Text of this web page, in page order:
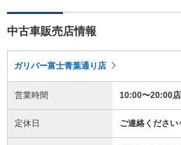
中古車販売店情報
ガリバー富士青葉通り店
営業時間 10:00〜20:00
定休日 ご連絡くださ